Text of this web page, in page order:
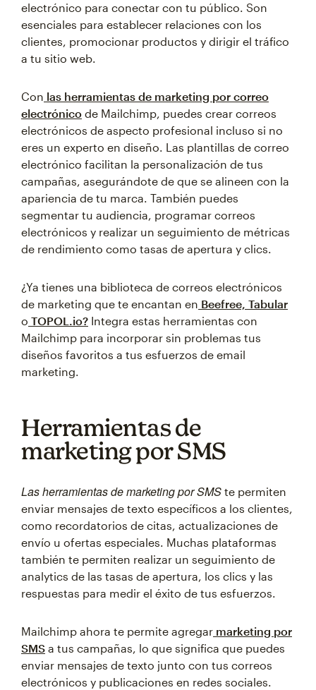
electrónico para conectar con tu público. Son
esenciales para establecer relaciones con los
clientes, promocionar productos y dirigir el tráfico
a tu sitio web.
Con las herramientas de marketing por correo
electrónico de Mailchimp, puedes crear correos
electrónicos de aspecto profesional incluso si no
eres un experto en diseño. Las plantillas de correo
electrónico facilitan la personalización de tus
campañas, asegurándote de que se alineen con la
apariencia de tu marca. También puedes
segmentar tu audiencia, programar correos
electrónicos y realizar un seguimiento de métricas
de rendimiento como tasas de apertura y clics.
¿Ya tienes una biblioteca de correos electrónicos
de marketing que te encantan en Beefree, Tabular
o TOPOL.io? Integra estas herramientas con
Mailchimp para incorporar sin problemas tus
diseños favoritos a tus esfuerzos de email
marketing.
Herramientas de
marketing por SMS
Las herramientas de marketing por SMS te permiten
enviar mensajes de texto específicos a los clientes,
como recordatorios de citas, actualizaciones de
envío u ofertas especiales. Muchas plataformas
también te permiten realizar un seguimiento de
analytics de las tasas de apertura, los clics y las
respuestas para medir el éxito de tus esfuerzos.
Mailchimp ahora te permite agregar marketing por
SMS a tus campañas, lo que significa que puedes
enviar mensajes de texto junto con tus correos
electrónicos y publicaciones en redes sociales.